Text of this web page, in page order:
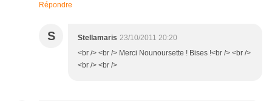
Répondre
S Stellamaris 23/10/2011 20:20
<br /> <br /> Merci Nounoursette ! Bises !<br /> <br />
<br /> <br />